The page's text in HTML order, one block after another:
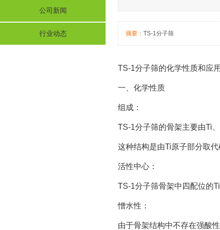
摘要： TS-1分子筛
TS-1分子筛的化学性质和应
一、化学性质
组成：
TS-1分子筛的骨架主要由Ti
这种结构是由Ti原子部分取
活性中心：
TS-1分子筛骨架中四配位的
憎水性：
由于骨架结构中不存在强酸
公司新闻
行业动态